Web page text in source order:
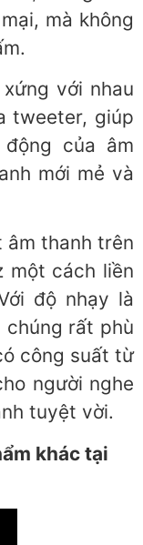
mà không
với nhau
tweeter, giúp
của âm
mới mẻ và
âm thanh trên
một cách liền
độ nhạy là
chúng rất phù
công suất từ
người nghe
tuyệt vời.
khác tại